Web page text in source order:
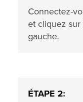
Connectez-
et cliquez sur
gauche.
ÉTAPE 2: